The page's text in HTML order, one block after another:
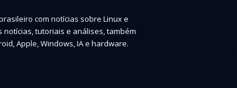
com notícias sobre Linux e
notícias, tutoriais e análises, também
Apple, Windows, IA e hardware.